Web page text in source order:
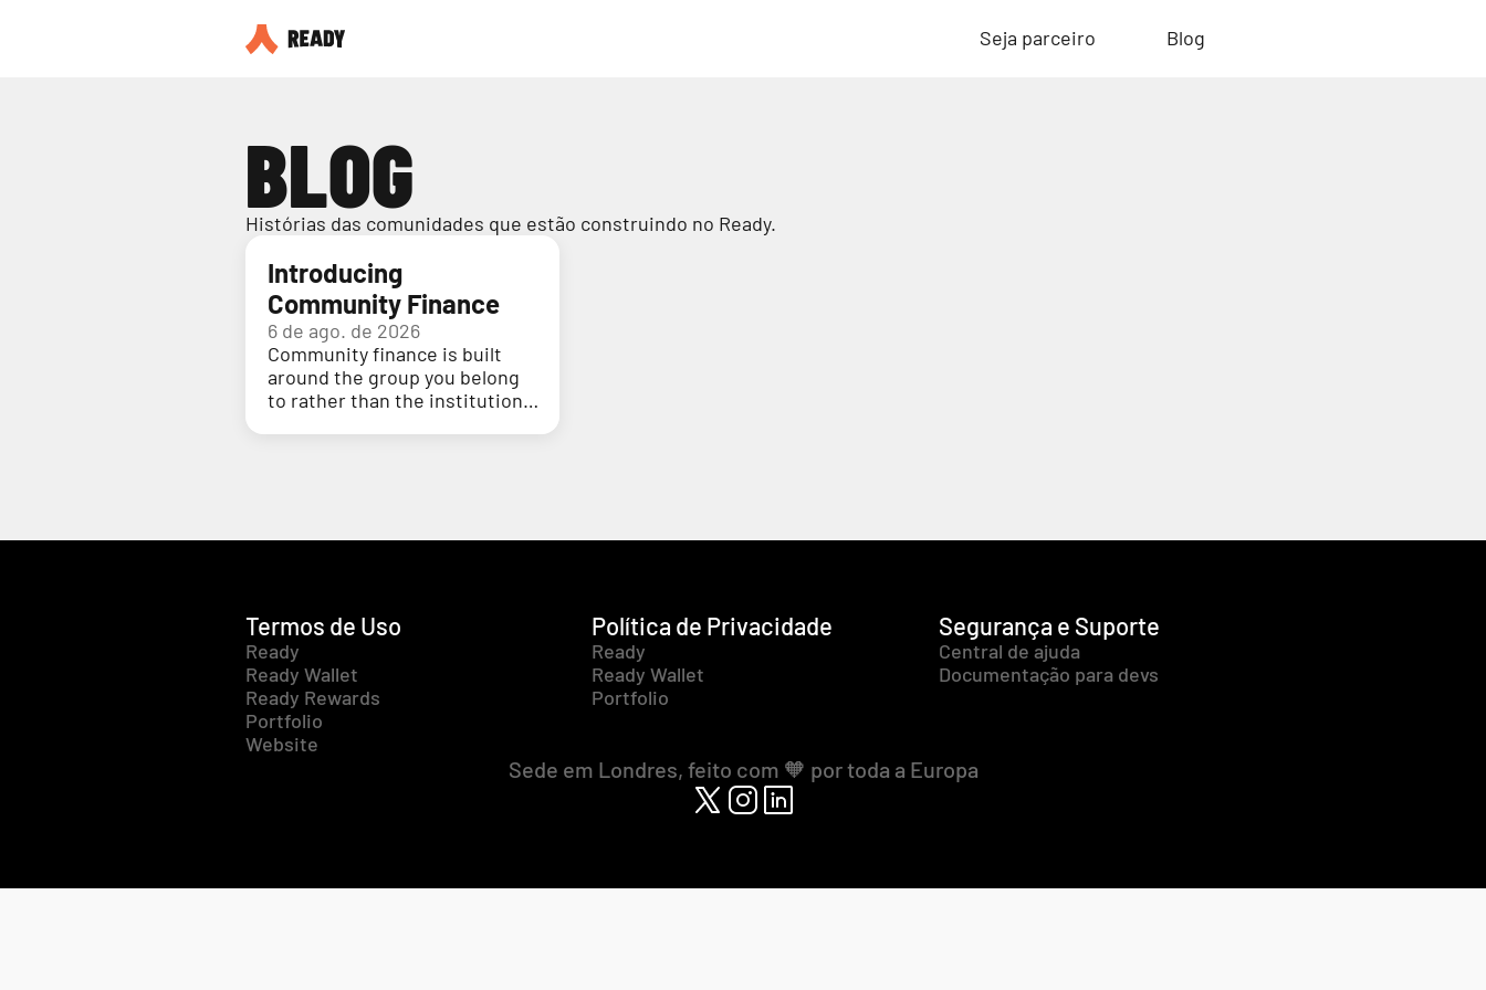
Seja parceiro Blog
BLOG
Histórias das comunidades que estão construindo no Ready.
Introducing
Community Finance
6 de ago. de 2026
Community finance is built
around the group you belong
to rather than the institution
Termos de Uso
Ready
Ready Wallet
Ready Rewards
Portfolio
Website
Política de Privacidade
Ready
Ready Wallet
Portfolio
Segurança e Suporte
Central de ajuda
Documentação para devs
Sede em Londres, feito com 🧡 por toda a Europa